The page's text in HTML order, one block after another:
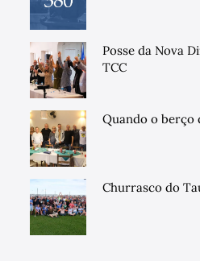
Posse da Nova
TCC
Quando o berço
Churrasco do